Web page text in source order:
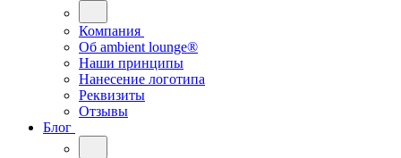
Компания
Oб ambient lounge®
Наши принципы
Нанесение логотипа
Реквизиты
Отзывы
Блог